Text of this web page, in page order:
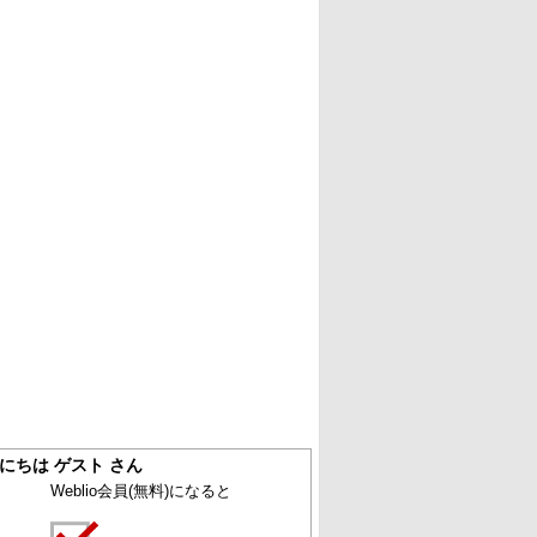
ちは ゲスト さん
Weblio会員(無料)になると